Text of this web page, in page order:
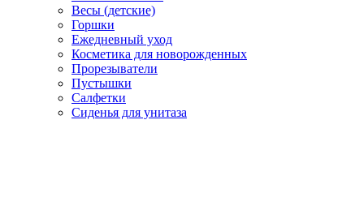
Весы (детские)
Горшки
Ежедневный уход
Косметика для новорожденных
Прорезыватели
Пустышки
Салфетки
Сиденья для унитаза